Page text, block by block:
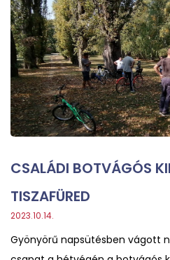
CSALÁDI BOTVÁGÓS
TISZAFÜRED
2023.10.14.
Gyönyörű napsütésben vágott